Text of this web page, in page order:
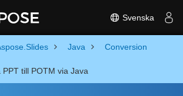
Svenska
Java Conversion
PPT till POTM via Java